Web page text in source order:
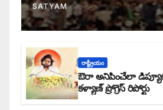
SATYAM
రాష్ట్రీయం
ఔరా అనిపించేలా
కళ్యాణ్ ప్రోగ్రెస్ రిపోర్టు